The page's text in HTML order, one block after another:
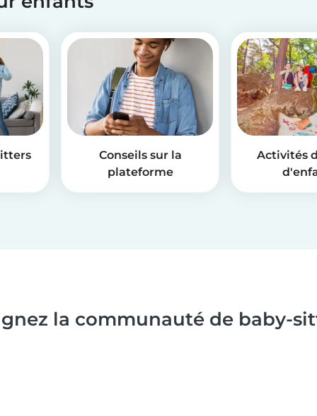
Conseils sur la
plateforme
Activités
la communauté de baby-